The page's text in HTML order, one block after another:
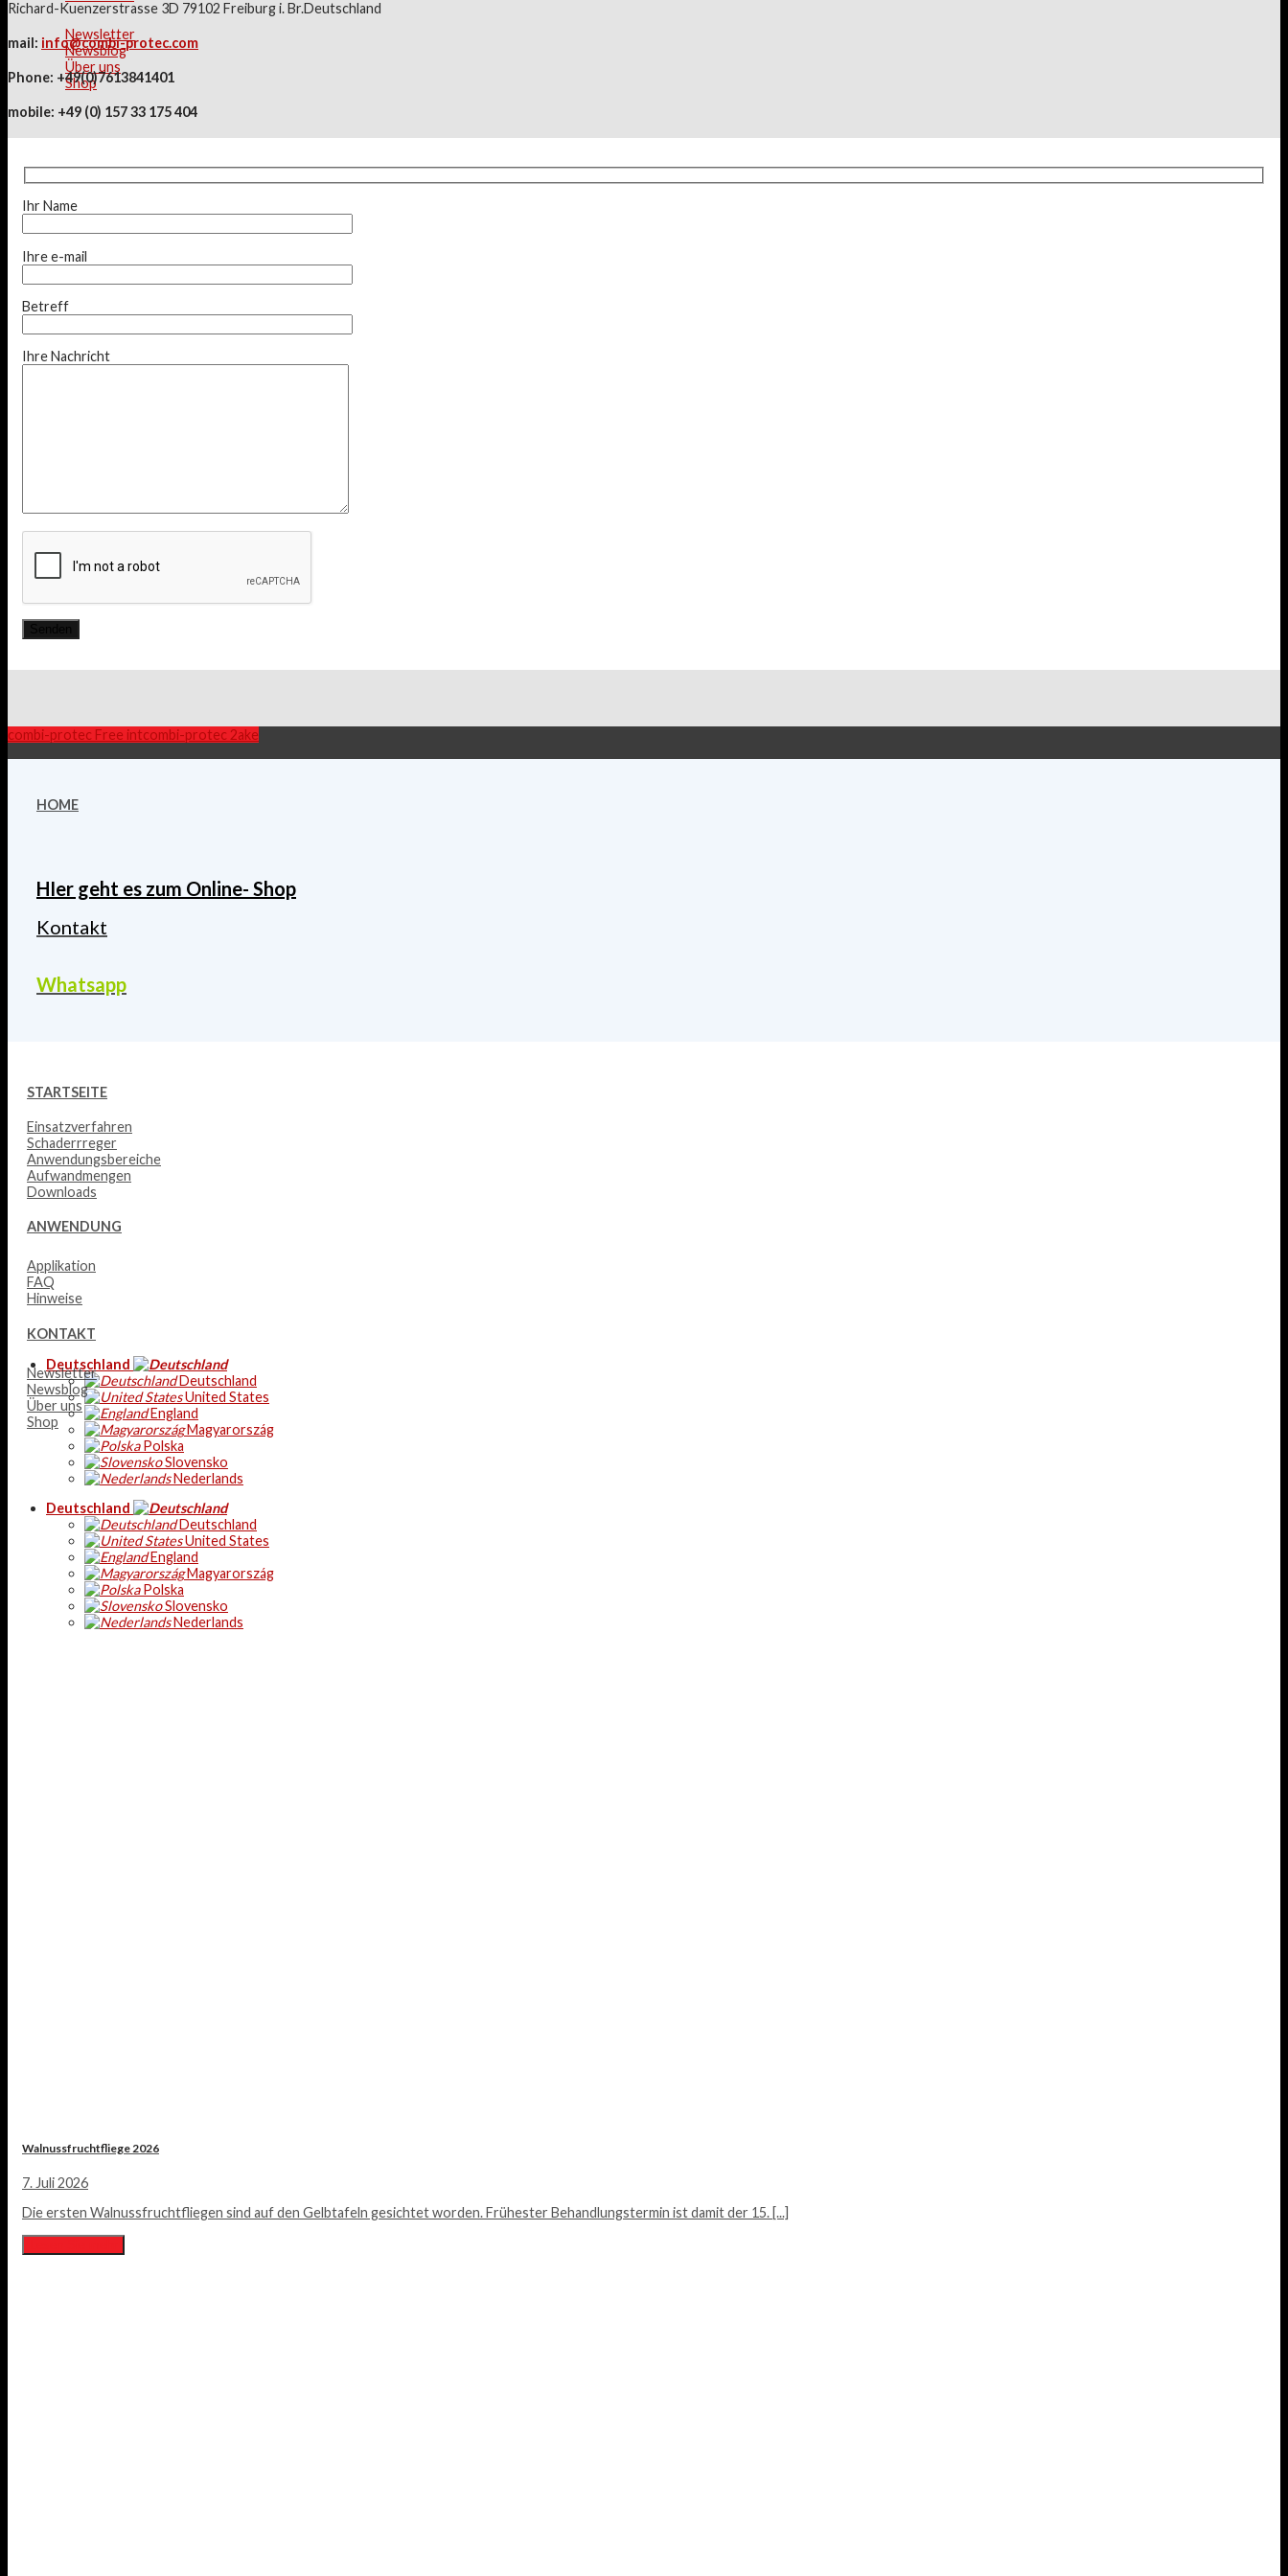
Newsletter
Newsblog
Über uns
Shop
Deutschland
Deutschland
United States
England
Magyarország
Polska
Slovensko
Nederlands
Deutschland
Deutschland
United States
England
Magyarország
Polska
Slovensko
Nederlands
Richard-Kuenzerstrasse 3D 79102 Freiburg i. Br.Deutschland
mail: info@combi-protec.com
Phone: +49(0)7613841401
mobile: +49 (0) 157 33 175 404
Ihr Name
Ihre e-mail
Betreff
Ihre Nachricht
combi-protec Free intcombi-protec 2ake
HOME
HIer geht es zum Online- Shop
Kontakt
Whatsapp
STARTSEITE
Einsatzverfahren
Schaderrreger
Anwendungsbereiche
Aufwandmengen
Downloads
ANWENDUNG
Applikation
FAQ
Hinweise
KONTAKT
Newsletter
Newsblog
Über uns
Shop
Walnussfruchtfliege 2026
7. Juli 2026
Die ersten Walnussfruchtfliegen sind auf den Gelbtafeln gesichtet worden. Frühester Behandlungstermin ist damit der 15. [...]